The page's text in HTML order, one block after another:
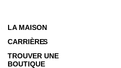
LA MAISON
CARRIÈRES
TROUVER UNE
BOUTIQUE